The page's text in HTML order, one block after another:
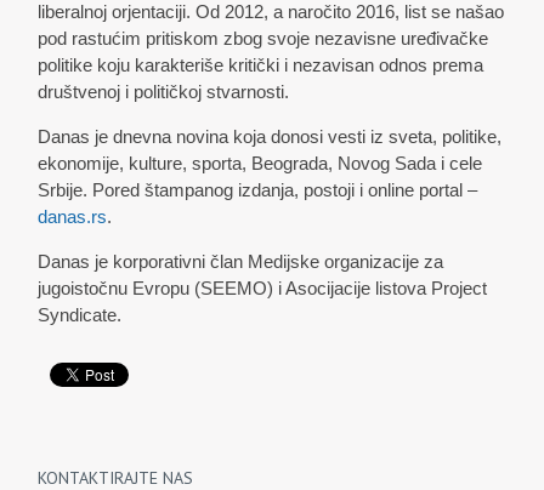
liberalnoj orjentaciji. Od 2012, a naročito 2016, list se našao
pod rastućim pritiskom zbog svoje nezavisne uređivačke
politike koju karakteriše kritički i nezavisan odnos prema
društvenoj i političkoj stvarnosti.
Danas je dnevna novina koja donosi vesti iz sveta, politike,
ekonomije, kulture, sporta, Beograda, Novog Sada i cele
Srbije. Pored štampanog izdanja, postoji i online portal –
danas.rs.
Danas je korporativni član Medijske organizacije za
jugoistočnu Evropu (SEEMO) i Asocijacije listova Project
Syndicate.
KONTAKTIRAJTE NAS